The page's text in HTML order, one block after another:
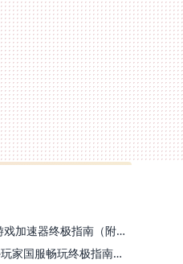
印度怎么玩全民突击？海外玩家国服游戏加速器终极指南（附原神延迟优化+精灵之境加速器选择）
300大作战国外无法登陆怎么办？海外玩家国服畅玩终极指南（附实测推荐）